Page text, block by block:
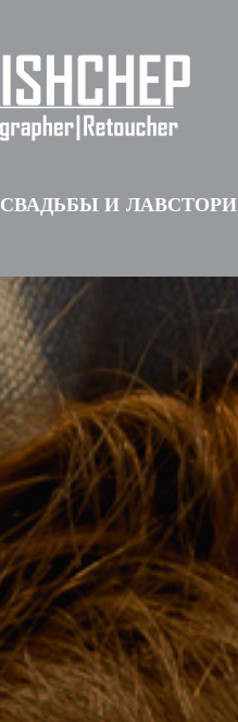
СВАДЬБЫ И ЛАВСТОРИ